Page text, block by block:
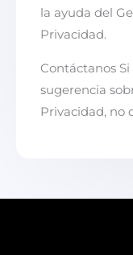
la ayuda del
Privacidad.
Contáctanos
sugerencia
Privacidad, no